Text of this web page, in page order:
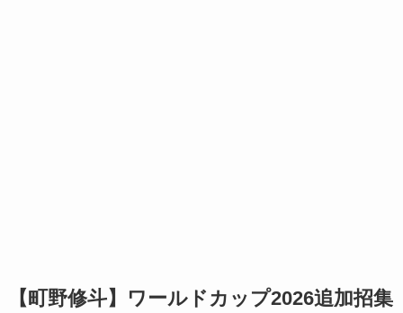
【町野修斗】ワールドカップ2026追加招集